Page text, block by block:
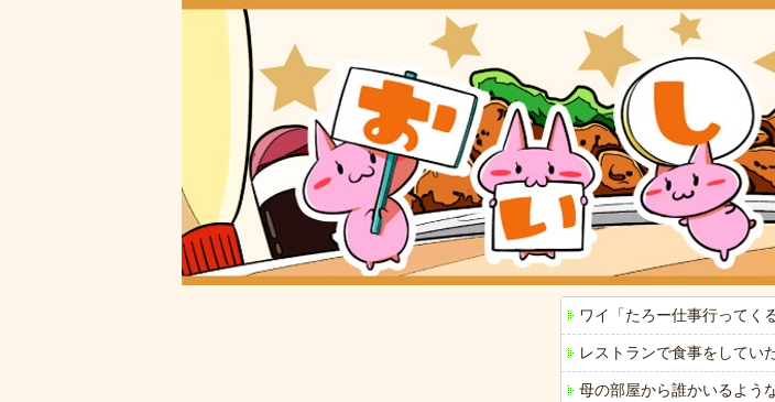
ワイ「たろー仕事行ってく
レストランで食事をして
母の部屋から誰かいるよう